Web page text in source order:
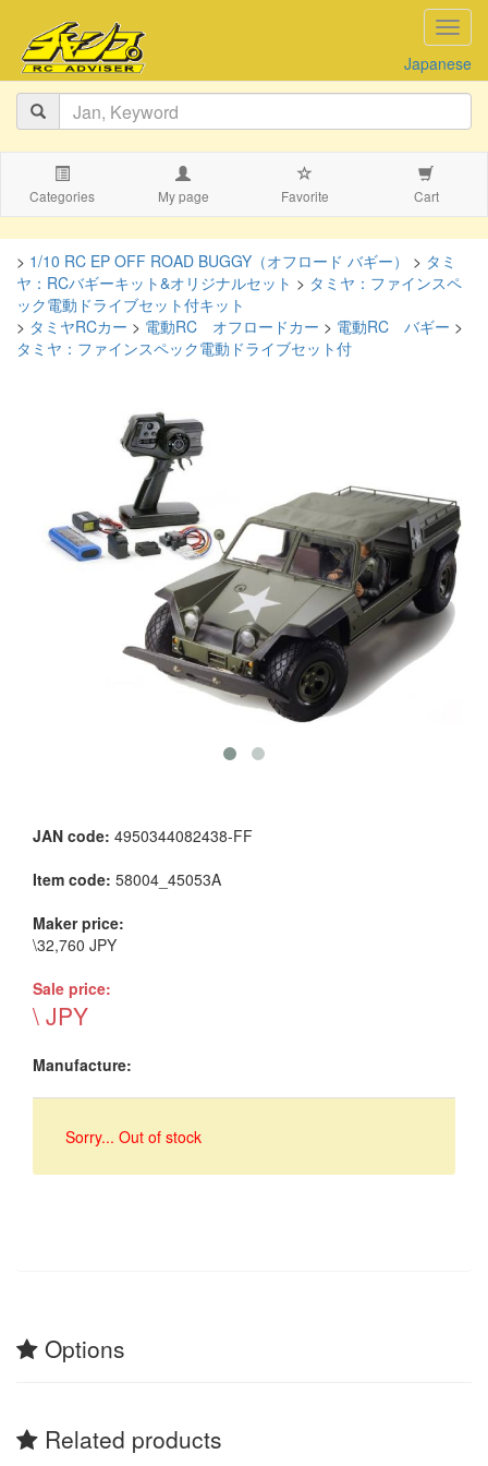
Japanese
Categories My page Favorite Cart
> 1/10 RC EP OFF ROAD BUGGY（オフロード バギー） > タミ
ヤ：RCバギーキット&オリジナルセット > タミヤ：ファインスペ
ック電動ドライブセット付キット
> タミヤRCカー > 電動RC オフロードカー > 電動RC バギー >
タミヤ：ファインスペック電動ドライブセット付
JAN code: 4950344082438-FF
Item code: 58004_45053A
Maker price:
\32,760 JPY
Sale price:
\ JPY
Manufacture:
Sorry... Out of stock
Options
Related products